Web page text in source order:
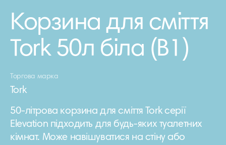
Корзина для сміття
Tork 50л біла (В1)
Торгова марка
Tork
50-літрова корзина для сміття Tork серії
Elevation підходить для будь-яких туалетних
кімнат. Може навішуватися на стіну або